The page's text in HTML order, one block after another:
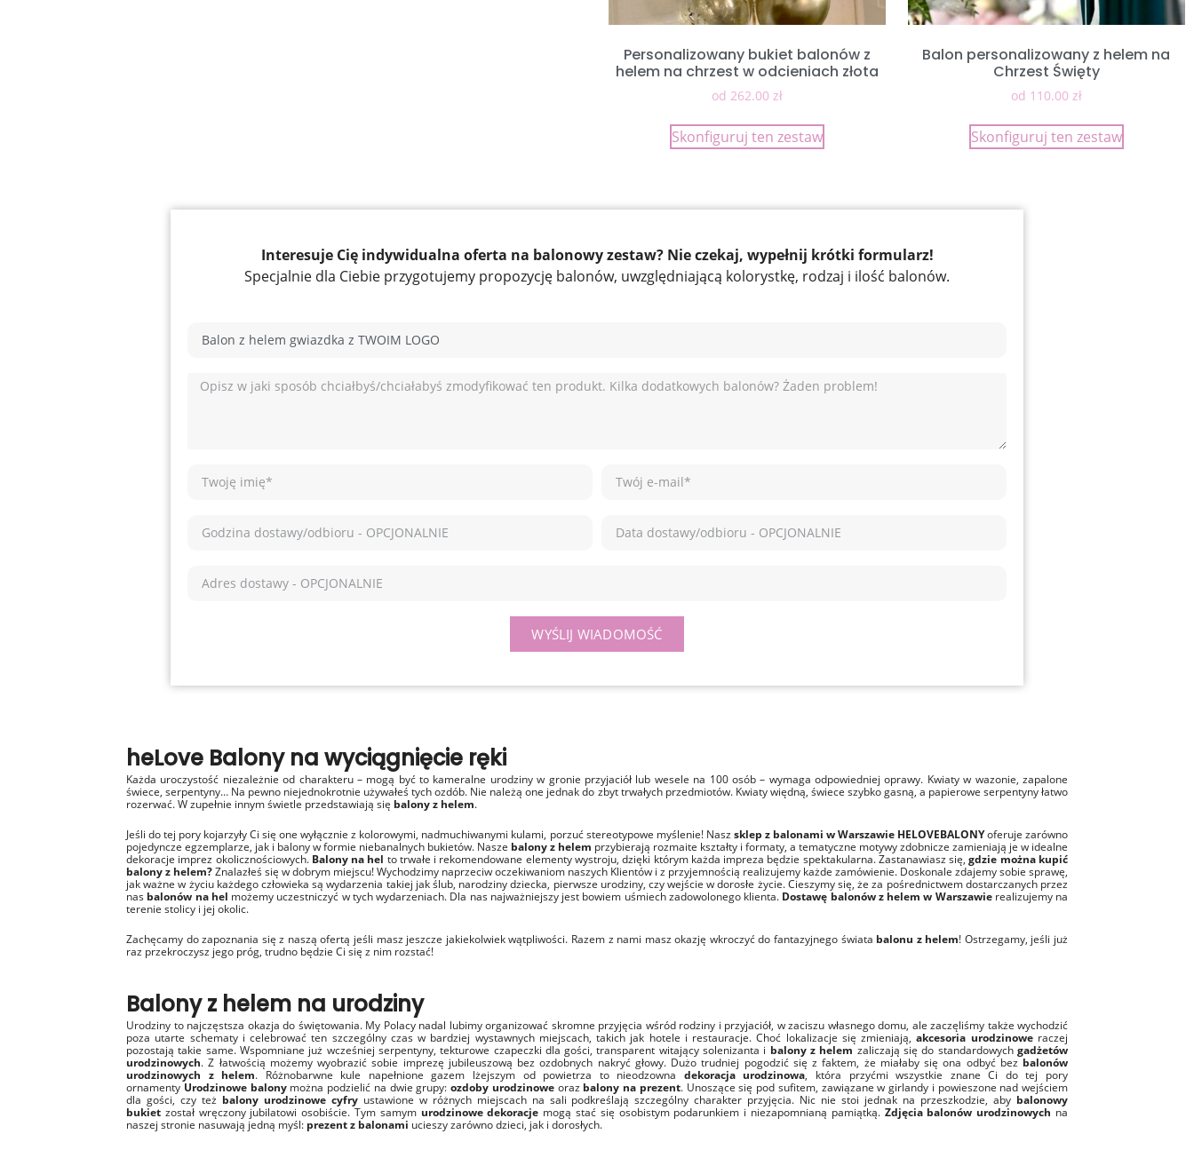
Personalizowany bukiet balonów z
helem na chrzest w odcieniach złota
od 262.00 zł
Skonfiguruj ten zestaw
Balon personalizowany z helem na
Chrzest Święty
od 110.00 zł
Skonfiguruj ten zestaw
Interesuje Cię indywidualna oferta na balonowy zestaw? Nie czekaj, wypełnij krótki formularz!
Specjalnie dla Ciebie przygotujemy propozycję balonów, uwzględniającą kolorystkę, rodzaj i ilość balonów.
WYŚLIJ WIADOMOŚĆ
heLove Balony na wyciągnięcie ręki
Każda uroczystość niezależnie od charakteru – mogą być to kameralne urodziny w gronie przyjaciół lub wesele na 100 osób – wymaga odpowiedniej oprawy. Kwiaty w wazonie, zapalone
świece, serpentyny… Na pewno niejednokrotnie używałeś tych ozdób. Nie należą one jednak do zbyt trwałych przedmiotów. Kwiaty więdną, świece szybko gasną, a papierowe serpentyny łatwo
rozerwać. W zupełnie innym świetle przedstawiają się balony z helem.
Jeśli do tej pory kojarzyły Ci się one wyłącznie z kolorowymi, nadmuchiwanymi kulami, porzuć stereotypowe myślenie! Naszsklep z balonami w Warszawie HELOVEBALONYoferuje zarówno
pojedyncze egzemplarze, jak i balony w formie niebanalnych bukietów. Nasze balony z helem przybierają rozmaite kształty i formaty, a tematyczne motywy zdobnicze zamieniają je w idealne
dekoracje imprez okolicznościowych. Balony na hel to trwałe i rekomendowane elementy wystroju, dzięki którym każda impreza będzie spektakularna. Zastanawiasz się,gdzie można kupić
balony z helem?Znalazłeś się w dobrym miejscu! Wychodzimy naprzeciw oczekiwaniom naszych Klientów i z przyjemnością realizujemy każde zamówienie. Doskonale zdajemy sobie sprawę,
jak ważne w życiu każdego człowieka są wydarzenia takiej jak ślub, narodziny dziecka, pierwsze urodziny, czy wejście w dorosłe życie. Cieszymy się, że za pośrednictwem dostarczanych przez
nas balonów na hel możemy uczestniczyć w tych wydarzeniach. Dla nas najważniejszy jest bowiem uśmiech zadowolonego klienta. Dostawę balonów z helem w Warszawierealizujemy na
terenie stolicy i jej okolic.
Zachęcamy do zapoznania się z naszą ofertą jeśli masz jeszcze jakiekolwiek wątpliwości. Razem z nami masz okazję wkroczyć do fantazyjnego świata balonu z helem! Ostrzegamy, jeśli już
raz przekroczysz jego próg, trudno będzie Ci się z nim rozstać!
Balony z helem na urodziny
Urodziny to najczęstsza okazja do świętowania. My Polacy nadal lubimy organizować skromne przyjęcia wśród rodziny i przyjaciół, w zaciszu własnego domu, ale zaczęliśmy także wychodzić
poza utarte schematy i celebrować ten szczególny czas w bardziej wystawnych miejscach, takich jak hotele i restauracje. Choć lokalizacje się zmieniają,akcesoria urodzinoweraczej
pozostają takie same. Wspomniane już wcześniej serpentyny, tekturowe czapeczki dla gości, transparent witający solenizanta i balony z helem zaliczają się do standardowychgadżetów
urodzinowych. Z łatwością możemy wyobrazić sobie imprezę jubileuszową bez ozdobnych nakryć głowy. Dużo trudniej pogodzić się z faktem, że miałaby się ona odbyć bez balonów
urodzinowych z helem. Różnobarwne kule napełnione gazem lżejszym od powietrza to nieodzowna dekoracja urodzinowa, która przyćmi wszystkie znane Ci do tej pory
ornamenty Urodzinowe balonymożna podzielić na dwie grupy: ozdoby urodzinoweoraz balony na prezent. Unoszące się pod sufitem, zawiązane w girlandy i powieszone nad wejściem
dla gości, czy też balony urodzinowe cyfryustawione w różnych miejscach na sali podkreślają szczególny charakter przyjęcia. Nic nie stoi jednak na przeszkodzie, aby balonowy
bukiet został wręczony jubilatowi osobiście. Tym samym urodzinowe dekoracje mogą stać się osobistym podarunkiem i niezapomnianą pamiątką. Zdjęcia balonów urodzinowych na
naszej stronie nasuwają jedną myśl: prezent z balonami ucieszy zarówno dzieci, jak i dorosłych.